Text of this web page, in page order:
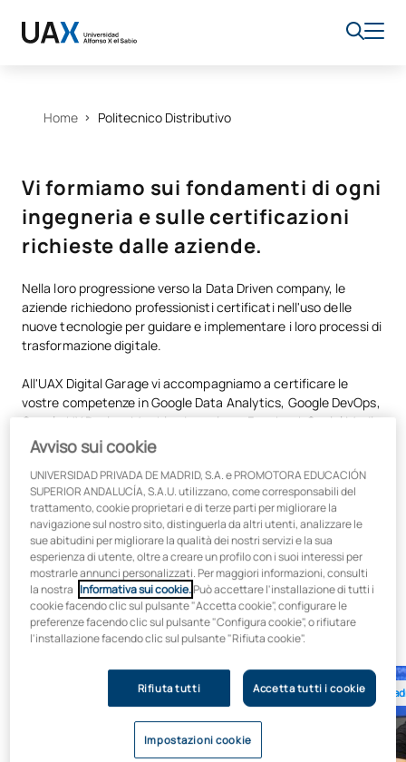
Home Politecnico Distributivo
Vi formiamo sui fondamenti di ogni
ingegneria e sulle certificazioni
richieste dalle aziende.
Nella loro progressione verso la Data Driven company, le
aziende richiedono professionisti certificati nell'uso delle
nuove tecnologie per guidare e implementare i loro processi di
trasformazione digitale.
All'UAX Digital Garage vi accompagniamo a certificare le
vostre competenze in Google Data Analytics, Google DevOps,
Google UX Design, Machine Learning e Facebook Social Media
Marketing, tra le altre.
Queste competenze, insieme alle conoscenze, alle abilità, alle
attitudini e ai valori dell'area di Ingegneria Meccanica,
saranno il vostro miglior passaporto per il mondo
professionale.
Agisci e unisciti a coloro che non solo pensano, ma anche
fanno!
Laurea in Ingegneria Informatica Laurea
Avviso sui cookie
UNIVERSIDAD PRIVADA DE MADRID, S.A. e PROMOTORA EDUCACIÓN
SUPERIOR ANDALUCÍA, S.A.U. utilizzano, come corresponsabili del
trattamento, cookie proprietari e di terze parti per migliorare la
navigazione sul nostro sito, distinguerla da altri utenti, analizzare le
sue abitudini per migliorare la qualità dei nostri servizi e la sua
esperienza di utente, oltre a creare un profilo con i suoi interessi per
mostrarle annunci personalizzati. Per maggiori informazioni, consulti
la nostra Informativa sui cookie.Può accettare l'installazione di tutti i
cookie facendo clic sul pulsante "Accetta cookie", configurare le
preferenze facendo clic sul pulsante "Configura cookie", o rifiutare
l'installazione facendo clic sul pulsante "Rifiuta cookie".
Rifiuta tutti Accetta tutti i cookie
Impostazioni cookie